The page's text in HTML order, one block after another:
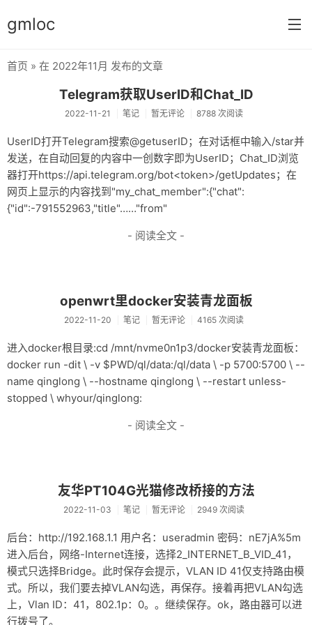
gmloc
笔记
加密
心情
首页 » 在 2022年11月 发布的文章
Telegram获取UserID和Chat_ID
2022-11-21 笔记 暂无评论 8788 次阅读
UserID打开Telegram搜索@getuserID；在对话框中输入/star并
发送，在自动回复的内容中一创数字即为UserID；Chat_ID浏览
器打开https://api.telegram.org/bot<token>/getUpdates；在
网页上显示的内容找到"my_chat_member":{"chat":
{"id":-791552963,"title"……"from"
- 阅读全文 -
openwrt里docker安装青龙面板
2022-11-20 笔记 暂无评论 4165 次阅读
进入docker根目录:cd /mnt/nvme0n1p3/docker安装青龙面板：
docker run -dit \ -v $PWD/ql/data:/ql/data \ -p 5700:5700 \ --
name qinglong \ --hostname qinglong \ --restart unless-
stopped \ whyour/qinglong:
- 阅读全文 -
友华PT104G光猫修改桥接的方法
2022-11-03 笔记 暂无评论 2949 次阅读
后台：http://192.168.1.1 用户名：useradmin 密码：nE7jA%5m
进入后台，网络-Internet连接，选择2_INTERNET_B_VID_41，
模式只选择Bridge。此时保存会提示，VLAN ID 41仅支持路由模
式。所以，我们要去掉VLAN勾选，再保存。接着再把VLAN勾选
上，Vlan ID：41，802.1p：0。。继续保存。ok，路由器可以进
行拨号了。